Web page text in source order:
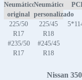
Neumático
original
Neumático
personalizado
225/50
R17
#235/50
R17
225/45
R18
#245/45
R18
Nissan